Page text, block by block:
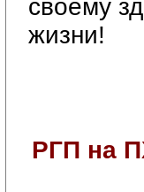
своему
жизни!
РГП на